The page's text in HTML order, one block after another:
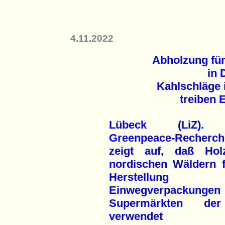
4.11.2022
Abholzung
in
Kahlschläge
treiben
Lübeck (LiZ).
Greenpeace-
zeigt auf, daß
nordischen Wäldern
Herstellung
Supermärkten
verwendet